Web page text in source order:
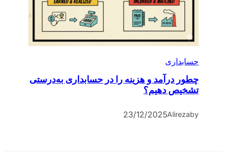
حسابداری
چطور درآمد و هزینه را در حسابداری به‌درستی
تشخیص دهیم؟
by
Alireza
23/12/2025